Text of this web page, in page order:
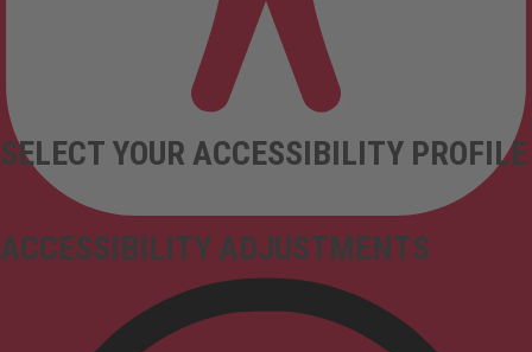
ACCESSIBILITY ADJUSTMENTS
SELECT YOUR ACCESSIBILITY PROFILE